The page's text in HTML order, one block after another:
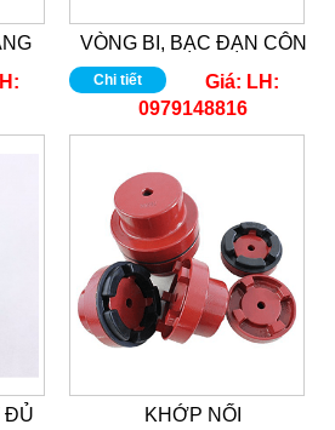
VÒNG BI, BẠC ĐẠN CÔN
Chi tiết Giá: LH:
0979148816
ĐỦ
KHỚP NỐI